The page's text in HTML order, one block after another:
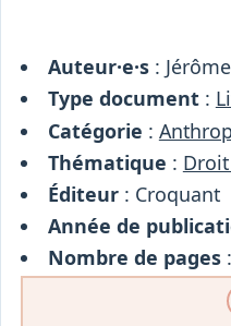
Centre
Ressources
Auteur·e·s:
Type document:
Catégorie :
Thématique :
Éditeur: Croquant
Année de
Nombre de pages